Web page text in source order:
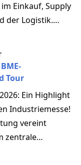
Einkauf, Supply
der Logistik.
– speziell
von
und -trägern.
Tour
Ein Highlight
Industriemesse!
vereint
zentrale